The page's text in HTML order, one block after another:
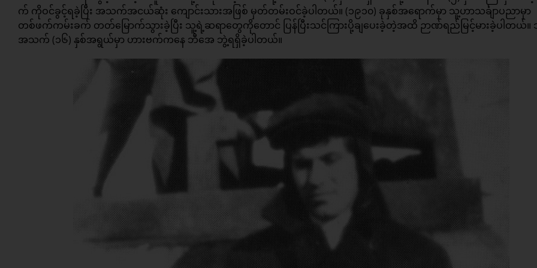
က် ကိုဝင်ခွင့်ရခဲ့ပြီး အသက်အငယ်ဆုံး ကျောင်းသားအဖြစ် မှတ်တမ်းဝင်ခဲ့ပါတယ်။ (၁၉၁၀) ခုနှစ်အရောက်မှာ သူ့ဟာသင်္ချာပညာမှာ
တစ်ဖက်ကမ်းခက် တတ်မြောက်သွားခဲ့ပြီး သူ့ရဲ့ဆရာတွေကိုတောင် ပြန်ပြီးသင်ကြားပို့ချပေးခဲ့တဲ့အထိ ဉာဏ်ရည်မြင့်မားခဲ့ပါတယ်
အသက် (၁၆) နှစ်အရွယ်မှာ ဟားဗက်ကနေ ဘီအေ ဘွဲ့ရရှိခဲ့ပါတယ်။